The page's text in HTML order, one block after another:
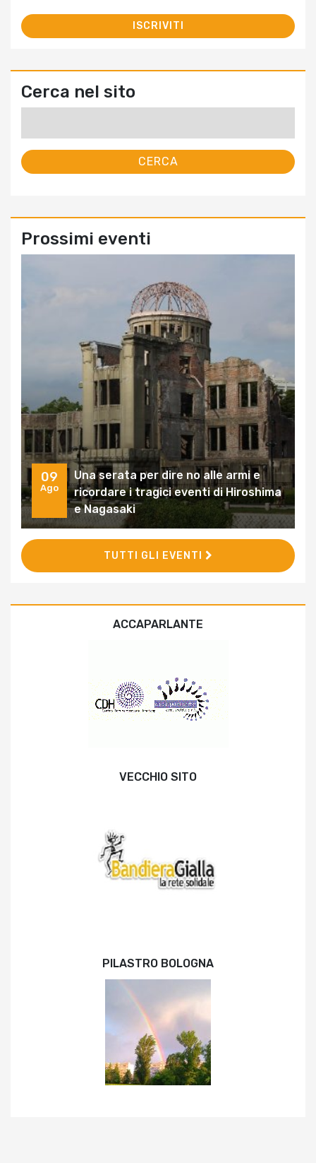
Cerca nel sito
Prossimi eventi
09
Ago
Una serata per dire no alle armi e
ricordare i tragici eventi di Hiroshima
e Nagasaki
TUTTI GLI EVENTI
ACCAPARLANTE
VECCHIO SITO
PILASTRO BOLOGNA